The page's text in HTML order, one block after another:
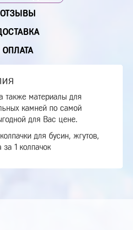
ОТЗЫВЫ
ОПЛАТА
также материалы для
камней по самой
для Вас цене.
для бусин, жгутов,
1 колпачок